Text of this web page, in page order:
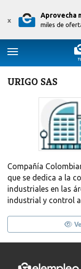
x
Aprovecha
miles de
Toggle navigation
URIGO SAS
Compañía
que se dedica a la
industriales en las
industrial y control